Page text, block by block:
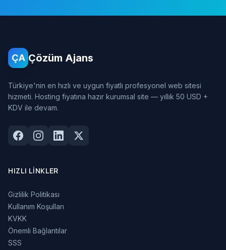
ÇA Çözüm Ajans
Türkiye'nin en hızlı ve uygun fiyatlı profesyonel web sitesi
hizmeti. Hosting fiyatına hazır kurumsal site — yıllık 50 USD +
KDV ile devam.
HIZLI LINKLER
Gizlilik Politikası
Kullanım Koşulları
KVKK
Önemli Bağlantılar
SSS